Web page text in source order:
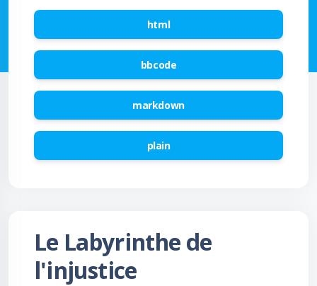
html
bbcode
markdown
plain
Le Labyrinthe de
l'injustice